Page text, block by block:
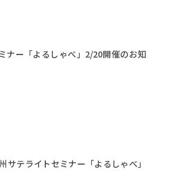
514-8507 三重県津市栗真町屋町1577
ナー「よるしゃべ」2/20開催のお知
サテライトセミナー「よるしゃべ」